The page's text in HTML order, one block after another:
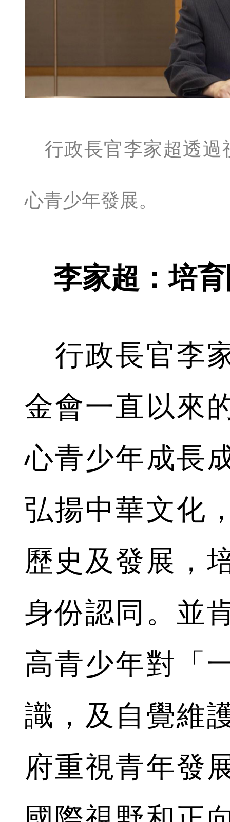
行政長官李家超透過
心青少年發展。
李家超：培育
行政長官李
金會一直以來
心青少年成長
弘揚中華文化
歷史及發展，
身份認同。並
高青少年對「
識，及自覺維
府重視青年發